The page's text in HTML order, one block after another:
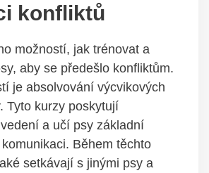
konfliktů
možností, jak trénovat⁣ a
aby se předešlo⁢ konfliktům.
je absolvování‍ výcvikových
Tyto kurzy poskytují
a ⁢učí ‍psy ⁤základní
⁤Během‍ těchto
‍setkávají s jinými‌ psy a